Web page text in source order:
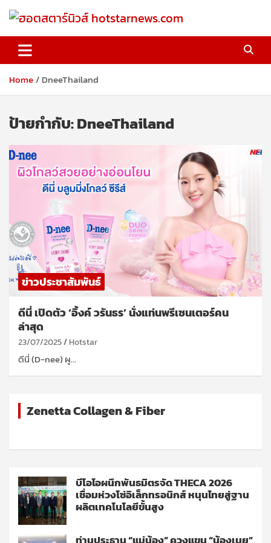
ฮอตสตาร์นิวส์ hotstarnews.com
Home DneeThailand
ป้ายกำกับ:DneeThailand
ข่าวประชาสัมพันธ์
ดีนี่ เปิดตัว ‘อิ้งค์ วรันธร’ นั่งแท่นพรีเซนเตอร์คน
ล่าสุด
23/07/2025 Hotstar
ดีนี่ (D-nee) ผู…
Zenetta Collagen & Fiber
บีโอไอผนึกพันธมิตรจัด THECA 2026
เชื่อมห่วงโซ่อิเล็กทรอนิกส์ หนุนไทยสู่ฐาน
ผลิตเทคโนโลยีขั้นสูง
ท่านประธาน “แม่น้อง” ควงแขน “น้องเนย”